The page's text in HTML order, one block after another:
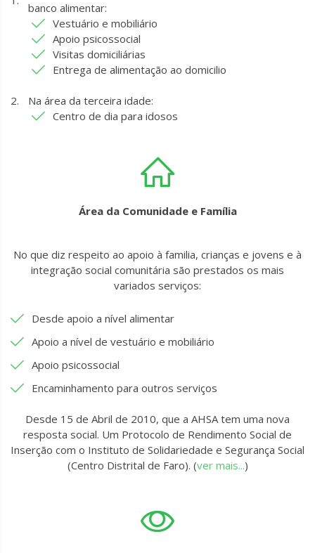
banco alimentar:
Vestuário e mobiliário
Apoio psicossocial
Visitas domiciliárias
Entrega de alimentação ao domicilio
Na área da terceira idade:
Centro de dia para idosos
Área da Comunidade e Família
No que diz respeito ao apoio à familia, crianças e jovens e à
integração social comunitária são prestados os mais
variados serviços:
Desde apoio a nível alimentar
Apoio a nível de vestuário e mobiliário
Apoio psicossocial
Encaminhamento para outros serviços
Desde 15 de Abril de 2010, que a AHSA tem uma nova
resposta social. Um Protocolo de Rendimento Social de
Inserção com o Instituto de Solidariedade e Segurança Social
(Centro Distrital de Faro). (ver mais...)